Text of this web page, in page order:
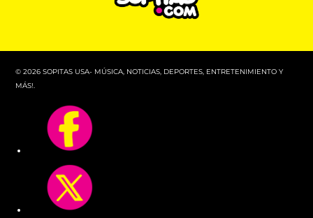
© 2026 SOPITAS USA- MÚSICA, NOTICIAS, DEPORTES, ENTRETENIMIENTO Y
MÁS!.